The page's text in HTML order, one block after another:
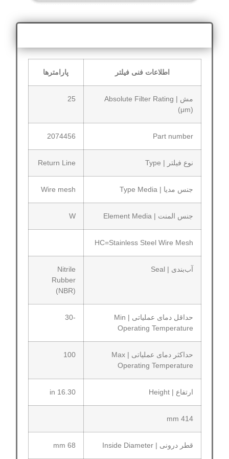
اطلاعات فنی فیلتر پارامترها
مش | Absolute Filter Rating
(μm)
25
Part number
2074456
نوع فیلتر | Type Return Line
جنس مدیا | Type Media Wire mesh
جنس المنت | Element Media W
HC=Stainless Steel Wire Mesh
آب‌بندی | Seal
Nitrile
Rubber
(NBR)
حداقل دمای عملیاتی | Min
Operating Temperature
-30
حداکثر دمای عملیاتی | Max
Operating Temperature
100
ارتفاع | Height 16.30 in
414 mm
قطر درونی | Inside Diameter 68 mm